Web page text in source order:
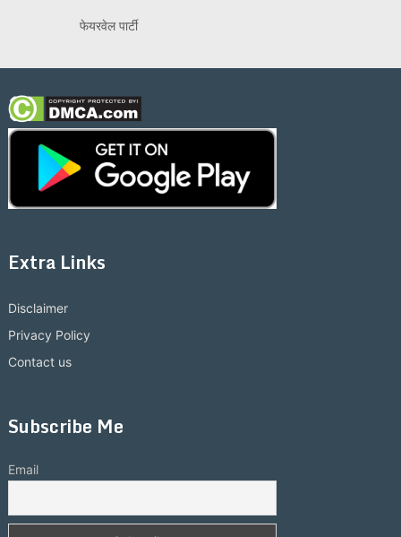
फेयरवेल पार्टी
Extra Links
Disclaimer
Privacy Policy
Contact us
Subscribe Me
Email